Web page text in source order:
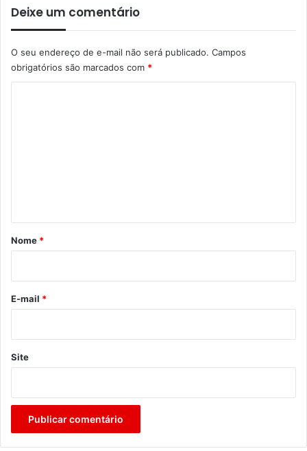
Deixe um comentário
O seu endereço de e-mail não será publicado. Campos
obrigatórios são marcados com *
r
*
Nome *
E-mail *
Site